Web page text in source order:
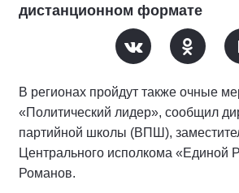
дистанционном формате
В регионах пройдут также очные
«Политический лидер», сообщил
партийной школы (ВПШ),
Центрального исполкома «Единой
Романов.